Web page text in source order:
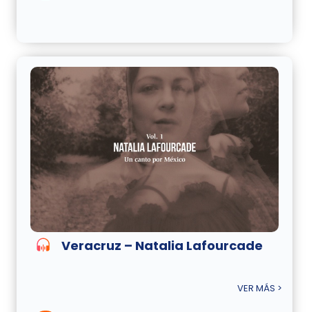
Veracruz – Natalia Lafourcade
VER MÁS >